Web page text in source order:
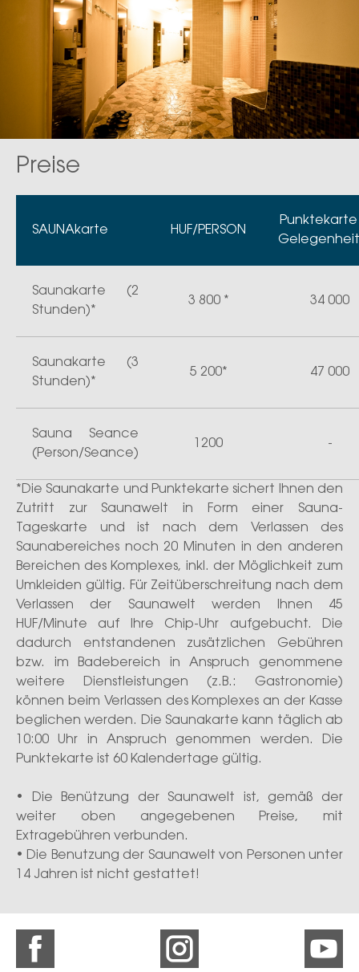
Preise
SAUNAkarte HUF/PERSON
Punktekarte
Saunakarte (2
Stunden)*
3 800 * 34 000
Saunakarte (3
Stunden)*
5 200* 47 000
Sauna Seance
(Person/Seance)
1200 -
*Die Saunakarte und Punktekarte sichert Ihnen den
Zutritt zur Saunawelt in Form einer Sauna-
Tageskarte und ist nach dem Verlassen des
Saunabereiches noch 20 Minuten in den anderen
Bereichen des Komplexes, inkl. der Möglichkeit zum
Umkleiden gültig. Für Zeitüberschreitung nach dem
Verlassen der Saunawelt werden Ihnen 45
HUF/Minute auf Ihre Chip-Uhr aufgebucht. Die
dadurch entstandenen zusätzlichen Gebühren
bzw. im Badebereich in Anspruch genommene
weitere Dienstleistungen (z.B.: Gastronomie)
können beim Verlassen des Komplexes an der Kasse
beglichen werden. Die Saunakarte kann täglich ab
10:00 Uhr in Anspruch genommen werden. Die
Punktekarte ist 60 Kalendertage gültig.
• Die Benützung der Saunawelt ist, gemäß der
weiter oben angegebenen Preise, mit
Extragebühren verbunden.
• Die Benutzung der Saunawelt von Personen unter
14 Jahren ist nicht gestattet!